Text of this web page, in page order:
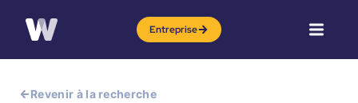
Entreprise
Revenir à la recherche